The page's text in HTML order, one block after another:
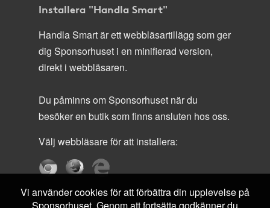
Installera "Handla Smart"
Handla Smart är ett webbläsartillägg som ger
dig Sponsorhuset i en minifierad version,
direkt i webbläsaren.
Du påminns om Sponsorhuset när du
besöker en butik som finns ansluten hos oss.
Välj webbläsare för att installera:
Vi använder cookies för att förbättra din upplevelse på